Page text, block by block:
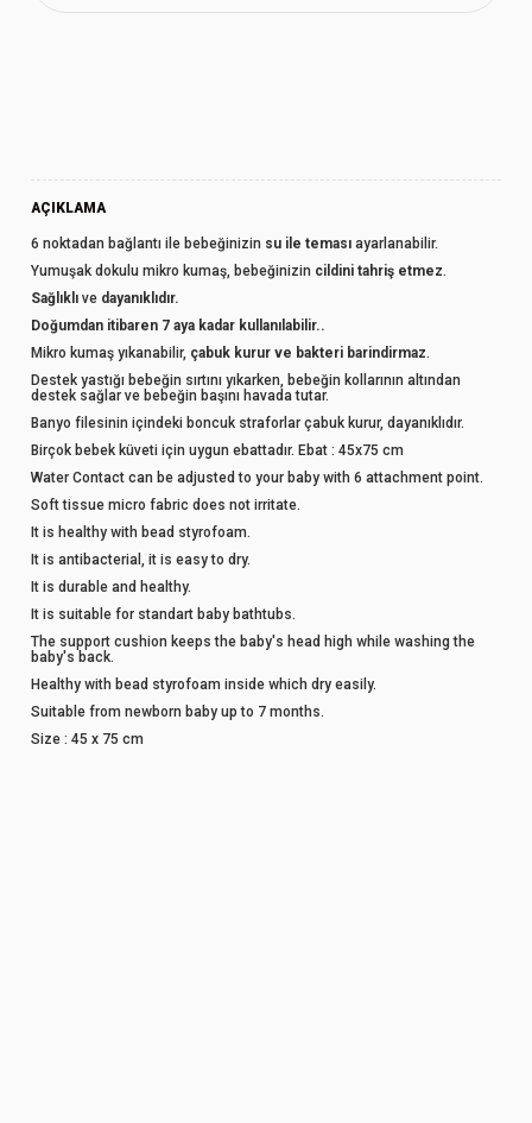
AÇIKLAMA
6 noktadan bağlantı ile bebeğinizin su ile teması ayarlanabilir.
Yumuşak dokulu mikro kumaş, bebeğinizin cildini tahriş etmez.
Sağlıklı ve dayanıklıdır.
Doğumdan itibaren 7 aya kadar kullanılabilir..
Mikro kumaş yıkanabilir, çabuk kurur ve bakteri barindirmaz.
Destek yastığı bebeğin sırtını yıkarken, bebeğin kollarının altından
destek sağlar ve bebeğin başını havada tutar.
Banyo filesinin içindeki boncuk straforlar çabuk kurur, dayanıklıdır.
Birçok bebek küveti için uygun ebattadır. Ebat : 45x75 cm
Water Contact can be adjusted to your baby with 6 attachment point.
Soft tissue micro fabric does not irritate.
It is healthy with bead styrofoam.
It is antibacterial, it is easy to dry.
It is durable and healthy.
It is suitable for standart baby bathtubs.
The support cushion keeps the baby's head high while washing the
baby's back.
Healthy with bead styrofoam inside which dry easily.
Suitable from newborn baby up to 7 months.
Size : 45 x 75 cm